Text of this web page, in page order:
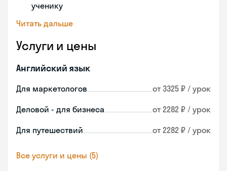
ученику
Читать дальше
Услуги и цены
Английский язык
Для маркетологов от 3325 ₽ / урок
Деловой - для бизнеса от 2282 ₽ / урок
Для путешествий от 2282 ₽ / урок
Все услуги и цены (5)